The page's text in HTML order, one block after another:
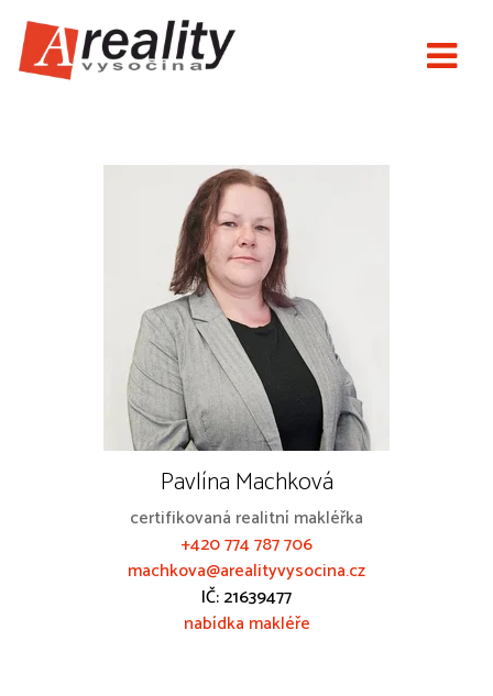
Pavlína Machková
certifikovaná realitní makléřka
+420 774 787 706
machkova@arealityvysocina.cz
IČ: 21639477
nabídka makléře